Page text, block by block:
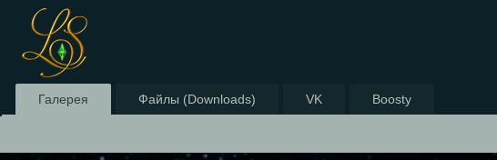
Галерея Файлы (Downloads) VK Boosty